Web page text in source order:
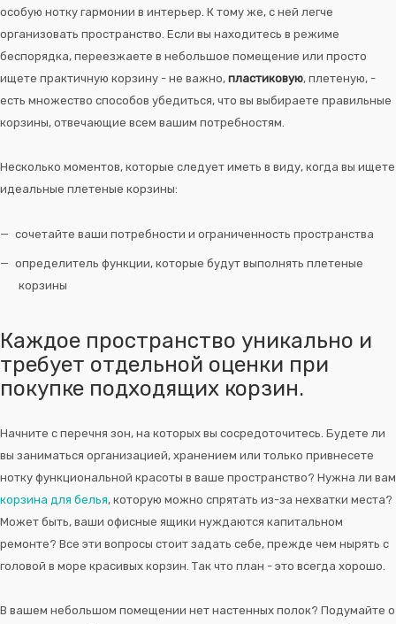
особую нотку гармонии в интерьер. К тому же, с ней легче
организовать пространство. Если вы находитесь в режиме
беспорядка, переезжаете в небольшое помещение или просто
ищете практичную корзину - не важно, пластиковую, плетеную, -
есть множество способов убедиться, что вы выбираете правильные
корзины, отвечающие всем вашим потребностям.
Несколько моментов, которые следует иметь в виду, когда вы ищете
идеальные плетеные корзины:
сочетайте ваши потребности и ограниченность пространства
определитель функции, которые будут выполнять плетеные
корзины
Каждое пространство уникально и
требует отдельной оценки при
покупке подходящих корзин.
Начните с перечня зон, на которых вы сосредоточитесь. Будете ли
вы заниматься организацией, хранением или только привнесете
нотку функциональной красоты в ваше пространство? Нужна ли вам
корзина для белья, которую можно спрятать из-за нехватки места?
Может быть, ваши офисные ящики нуждаются капитальном
ремонте? Все эти вопросы стоит задать себе, прежде чем нырять с
головой в море красивых корзин. Так что план - это всегда хорошо.
В вашем небольшом помещении нет настенных полок? Подумайте о